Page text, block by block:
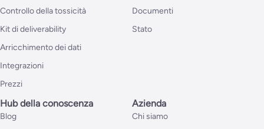
Controllo della tossicità
Kit di deliverability
Arricchimento dei dati
Integrazioni
Prezzi
Documenti
Stato
Hub della conoscenza
Blog
Azienda
Chi siamo